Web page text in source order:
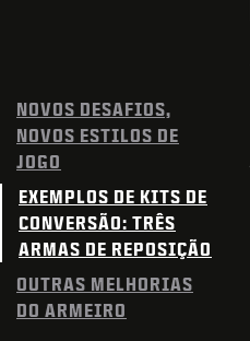
NOVOS DESAFIOS,
NOVOS ESTILOS DE
JOGO
EXEMPLOS DE KITS DE
CONVERSÃO: TRÊS
ARMAS DE REPOSIÇÃO
OUTRAS MELHORIAS
DO ARMEIRO